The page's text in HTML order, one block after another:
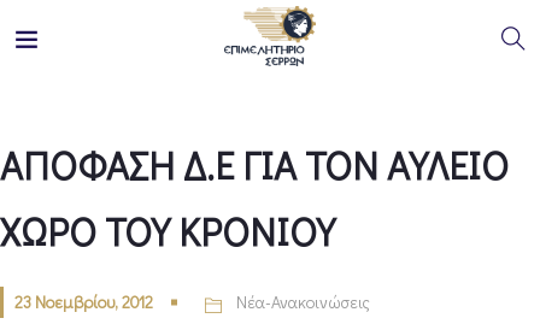
ΑΠΟΦΑΣΗ Δ.Ε ΓΙΑ ΤΟΝ ΑΥΛΕΙΟ
ΧΩΡΟ ΤΟΥ ΚΡΟΝΙΟΥ
23 Νοεμβρίου, 2012 Νέα-Ανακοινώσεις